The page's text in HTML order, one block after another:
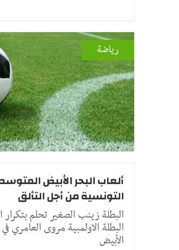
رياضة
ألعاب البحر الأبيض
التونسية من أجل التألق
البطلة زينب الصغير تحلم بتكرار
البطلة الاولمبية مروى العامري
الأبيض